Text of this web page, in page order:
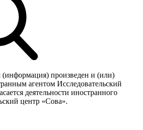
произведен и (или)
агентом Исследовательский
деятельности иностранного
центр «Сова».